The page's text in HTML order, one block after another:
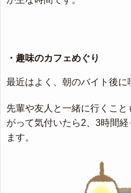
・趣味のカフェめぐり
最近はよく、朝のバイト後に
先輩や友人と一緒に行くこ
がって気付いたら2、3時間
ます。